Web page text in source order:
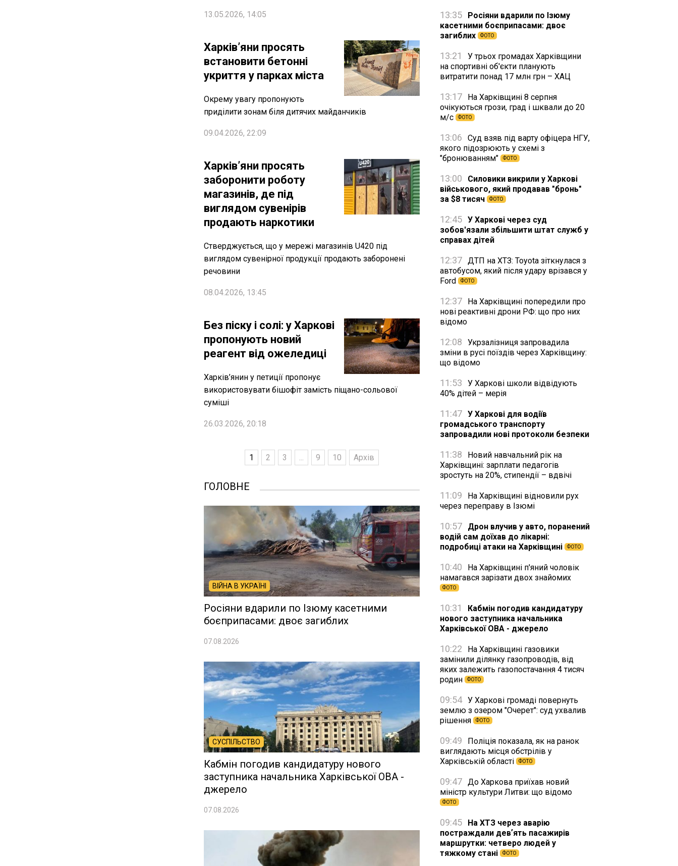
13.05.2026, 14:05
Харків’яни просять
встановити бетонні
укриття у парках міста
Окрему увагу пропонують
приділити зонам біля дитячих майданчиків
09.04.2026, 22:09
Харків’яни просять
заборонити роботу
магазинів, де під
виглядом сувенірів
продають наркотики
Стверджується, що у мережі магазинів U420 під
виглядом сувенірної продукції продають заборонені
речовини
08.04.2026, 13:45
Без піску і солі: у Харкові
пропонують новий
реагент від ожеледиці
Харків’янин у петиції пропонує
використовувати бішофіт замість піщано-сольової
суміші
26.03.2026, 20:18
1 2 3 ... 9 10 Архів
ГОЛОВНЕ
ВІЙНА В УКРАЇНІ
Росіяни вдарили по Ізюму касетними
боєприпасами: двоє загиблих
07.08.2026
СУСПІЛЬСТВО
Кабмін погодив кандидатуру нового
заступника начальника Харківської ОВА -
джерело
07.08.2026
13:35
Росіяни вдарили по Ізюму
касетними боєприпасами: двоє
загиблих
ФОТО
13:21
У трьох громадах Харківщини
на спортивні об'єкти планують
витратити понад 17 млн грн – ХАЦ
13:17
На Харківщині 8 серпня
очікуються грози, град і шквали до 20
м/с
ФОТО
13:06
Суд взяв під варту офіцера НГУ,
якого підозрюють у схемі з
"бронюванням"
ФОТО
13:00
Силовики викрили у Харкові
військового, який продавав "бронь"
за $8 тисяч
ФОТО
12:45 У Харкові через суд
зобов'язали збільшити штат служб у
справах дітей
12:37 ДТП на ХТЗ: Toyota зіткнулася з
автобусом, який після удару врізався у
Ford
ФОТО
12:37
На Харківщині попередили про
нові реактивні дрони РФ: що про них
відомо
12:08
Укрзалізниця запровадила
зміни в русі поїздів через Харківщину:
що відомо
11:53
У Харкові школи відвідують
40% дітей – мерія
11:47 У Харкові для водіїв
громадського транспорту
запровадили нові протоколи безпеки
11:38
Новий навчальний рік на
Харківщині: зарплати педагогів
зростуть на 20%, стипендії – вдвічі
11:09
На Харківщині відновили рух
через переправу в Ізюмі
10:57
Дрон влучив у авто, поранений
водій сам доїхав до лікарні:
подробиці атаки на Харківщині
ФОТО
10:40
На Харківщині п'яний чоловік
намагався зарізати двох знайомих
ФОТО
10:31
Кабмін погодив кандидатуру
нового заступника начальника
Харківської ОВА - джерело
10:22
На Харківщині газовики
замінили ділянку газопроводів, від
яких залежить газопостачання 4 тисяч
родин
ФОТО
09:54 У Харкові громаді повернуть
землю з озером "Очерет": суд ухвалив
рішення
ФОТО
09:49
Поліція показала, як на ранок
виглядають місця обстрілів у
Харківській області
ФОТО
09:47 До Харкова приїхав новий
міністр культури Литви: що відомо
ФОТО
09:45
На ХТЗ через аварію
постраждали девʼять пасажирів
маршрутки: четверо людей у
тяжкому стані
ФОТО